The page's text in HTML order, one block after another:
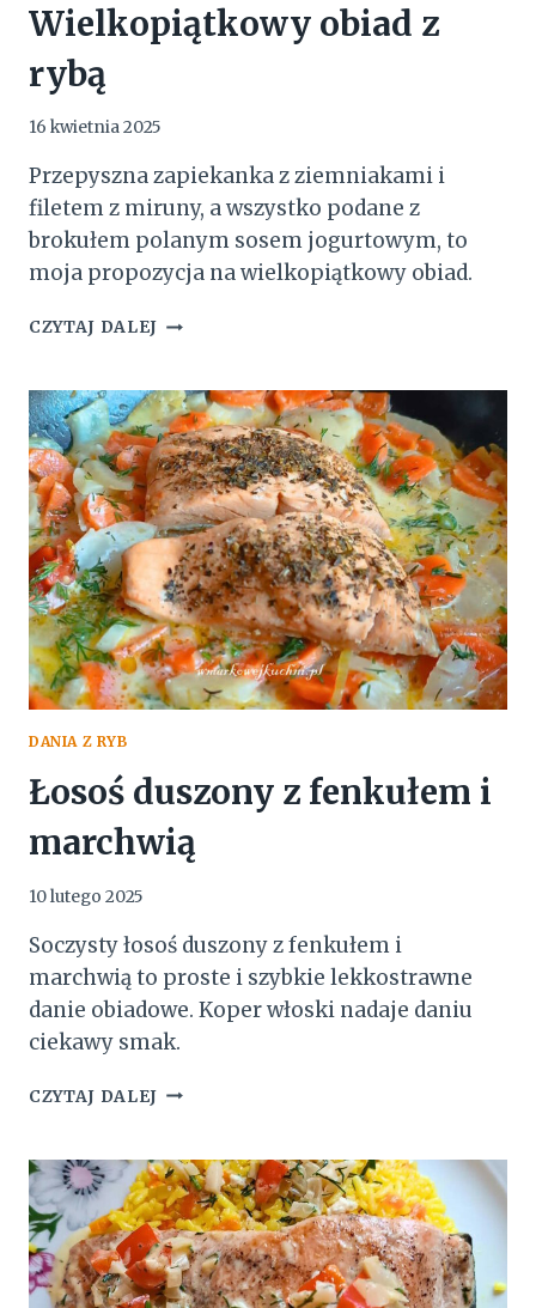
Wielkopiątkowy obiad z
rybą
16 kwietnia 2025
Przepyszna zapiekanka z ziemniakami i
filetem z miruny, a wszystko podane z
brokułem polanym sosem jogurtowym, to
moja propozycja na wielkopiątkowy obiad.
CZYTAJ DALEJ WIELKOPIĄTKOWY
RYBĄ
DANIA Z RYB
Łosoś duszony z fenkułem i
marchwią
10 lutego 2025
Soczysty łosoś duszony z fenkułem i
marchwią to proste i szybkie lekkostrawne
danie obiadowe. Koper włoski nadaje daniu
ciekawy smak.
CZYTAJ DALEJ ŁOSOŚ
FENKUŁEM
I
MARCHWIĄ